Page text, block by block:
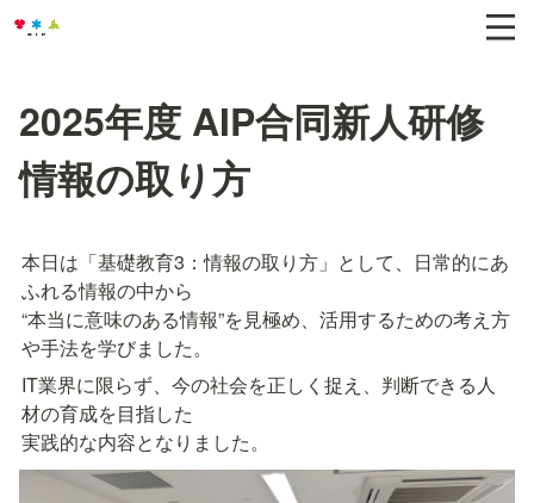
2025年度 AIP合同新人研修
情報の取り方
本日は「基礎教育3：情報の取り方」として、日常的にあ
ふれる情報の中から
“本当に意味のある情報”を見極め、活用するための考え方
や手法を学びました。
IT業界に限らず、今の社会を正しく捉え、判断できる人
材の育成を目指した
実践的な内容となりました。